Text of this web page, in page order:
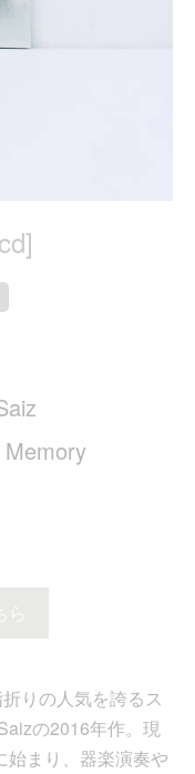
ら
りの人気を誇るス
の2016年作。現
始まり、器楽演奏や